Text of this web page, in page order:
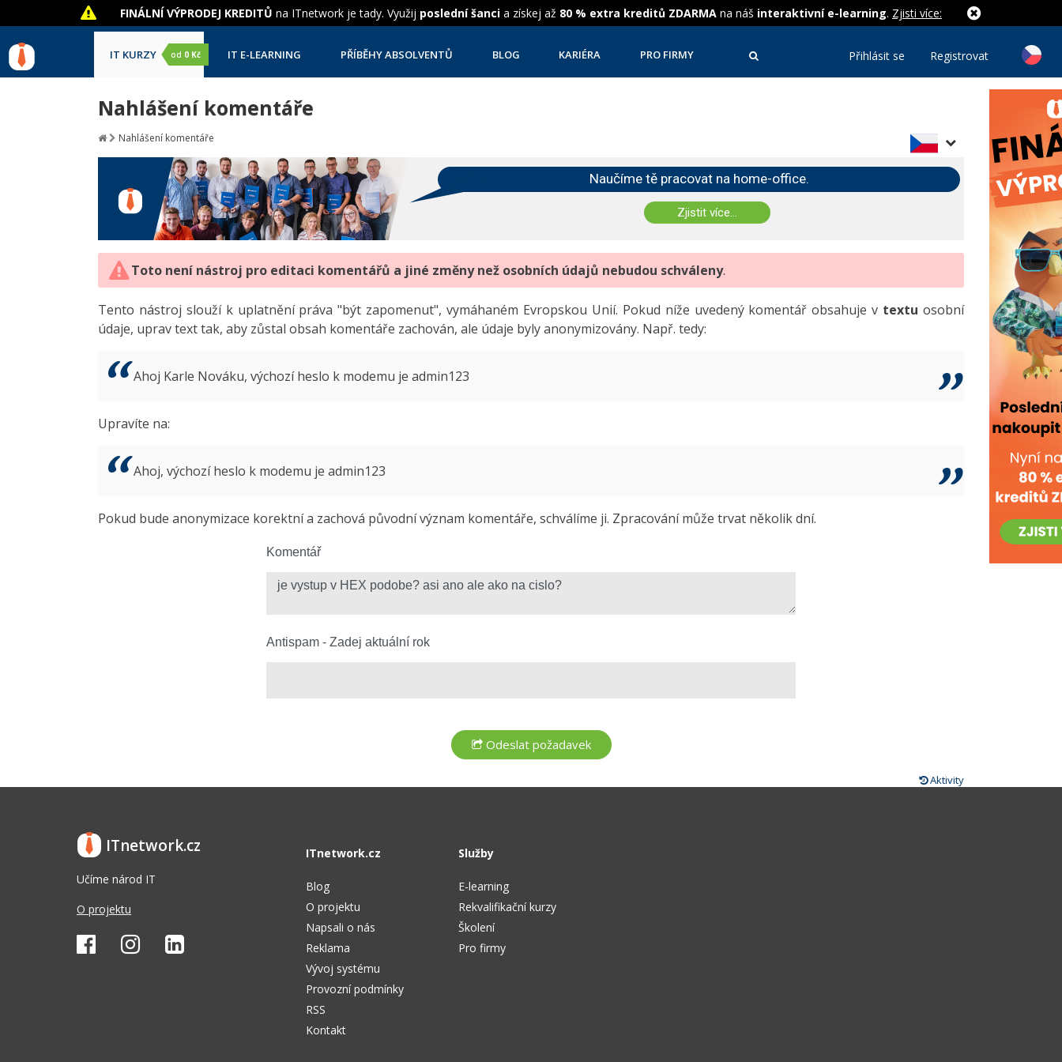
FINÁLNÍ VÝPRODEJ KREDITŮ na ITnetwork je tady. Využij poslední šanci a získej až 80 % extra kreditů ZDARMA na náš interaktivní e-learning. Zjisti více:
IT KURZY od 0 Kč IT E-LEARNING PŘÍBĚHY ABSOLVENTŮ BLOG KARIÉRA PRO FIRMY Přihlásit se Registrovat
Nahlášení komentáře
Nahlášení komentáře
Naučíme tě pracovat na home-office.
Zjistit více...
Toto není nástroj pro editaci komentářů a jiné změny než osobních údajů nebudou schváleny.
Tento nástroj slouží k uplatnění práva "být zapomenut", vymáhaném Evropskou Unií. Pokud níže uvedený komentář obsahuje v textu osobní
údaje, uprav text tak, aby zůstal obsah komentáře zachován, ale údaje byly anonymizovány. Např. tedy:
Ahoj Karle Nováku, výchozí heslo k modemu je admin123
Upravíte na:
Ahoj, výchozí heslo k modemu je admin123
Pokud bude anonymizace korektní a zachová původní význam komentáře, schválíme ji. Zpracování může trvat několik dní.
Komentář
Antispam - Zadej aktuální rok
Aktivity
ITnetwork.cz
Učíme národ IT
O projektu
ITnetwork.cz
Blog
O projektu
Napsali o nás
Reklama
Vývoj systému
Provozní podmínky
RSS
Kontakt
Služby
E-learning
Rekvalifikační kurzy
Školení
Pro firmy